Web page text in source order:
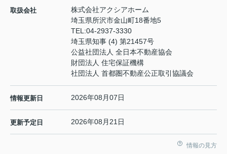
取扱会社
株式会社アクシアホーム
埼玉県所沢市金山町18番地5
TEL:04-2937-3330
埼玉県知事 (4) 第21457号
公益社団法人 全日本不動産協会
財団法人 住宅保証機構
社団法人 首都圏不動産公正取引協議会
情報更新日 2026年08月07日
更新予定日 2026年08月21日
情報の見方